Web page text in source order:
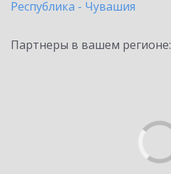
Республика - Чувашия
Партнеры в вашем регионе: